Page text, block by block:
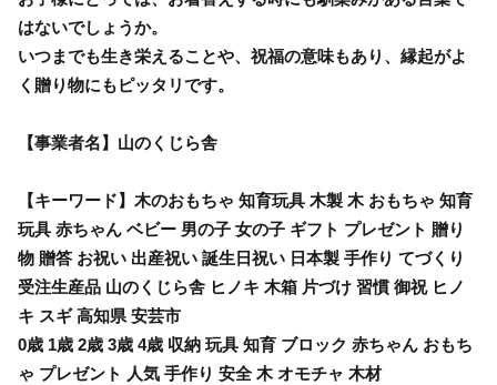
はないでしょうか。
いつまでも生き栄えることや、祝福の意味もあり、縁起がよ
く贈り物にもピッタリです。
【事業者名】山のくじら舎
【キーワード】木のおもちゃ 知育玩具 木製 木 おもちゃ 知育
玩具 赤ちゃん ベビー 男の子 女の子 ギフト プレゼント 贈り
物 贈答 お祝い 出産祝い 誕生日祝い 日本製 手作り てづくり
受注生産品 山のくじら舎 ヒノキ 木箱 片づけ 習慣 御祝 ヒノ
キ スギ 高知県 安芸市
0歳 1歳 2歳 3歳 4歳 収納 玩具 知育 ブロック 赤ちゃん おもち
ゃ プレゼント 人気 手作り 安全 木 オモチャ 木材